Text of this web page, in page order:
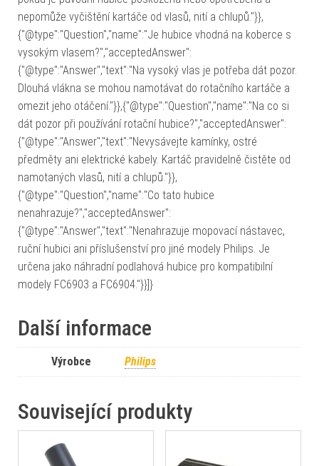
nepomůže vyčištění kartáče od vlasů, nití a chlupů."}},
{"@type":"Question","name":"Je hubice vhodná na koberce s
vysokým vlasem?","acceptedAnswer":
{"@type":"Answer","text":"Na vysoký vlas je potřeba dát pozor.
Dlouhá vlákna se mohou namotávat do rotačního kartáče a
omezit jeho otáčení."}},{"@type":"Question","name":"Na co si
dát pozor při používání rotační hubice?","acceptedAnswer":
{"@type":"Answer","text":"Nevysávejte kamínky, ostré
předměty ani elektrické kabely. Kartáč pravidelně čistěte od
namotaných vlasů, nití a chlupů."}},
{"@type":"Question","name":"Co tato hubice
nenahrazuje?","acceptedAnswer":
{"@type":"Answer","text":"Nenahrazuje mopovací nástavec,
ruční hubici ani příslušenství pro jiné modely Philips. Je
určena jako náhradní podlahová hubice pro kompatibilní
modely FC6903 a FC6904."}}]}
Další informace
Výrobce Philips
Související produkty